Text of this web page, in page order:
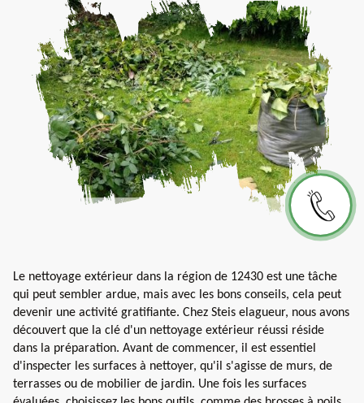
Le nettoyage extérieur dans la région de 12430 est une tâche
qui peut sembler ardue, mais avec les bons conseils, cela peut
devenir une activité gratifiante. Chez Steis elagueur, nous avons
découvert que la clé d'un nettoyage extérieur réussi réside
dans la préparation. Avant de commencer, il est essentiel
d'inspecter les surfaces à nettoyer, qu'il s'agisse de murs, de
terrasses ou de mobilier de jardin. Une fois les surfaces